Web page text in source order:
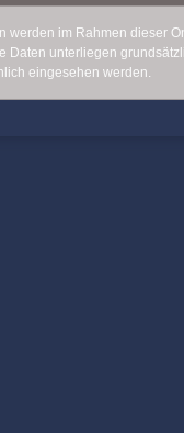
werden im Rahmen dieser
Daten unterliegen
eingesehen werden.